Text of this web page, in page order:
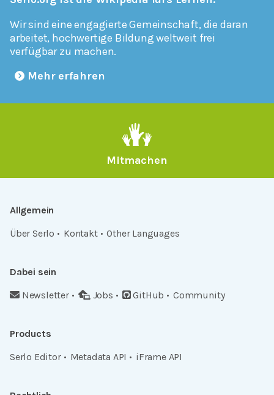
Wir sind eine engagierte Gemeinschaft, die daran
arbeitet, hochwertige Bildung weltweit frei
verfügbar zu machen.
Mehr erfahren
Mitmachen
Allgemein
Über Serlo
Kontakt Other Languages
Dabei sein
Newsletter
Jobs GitHub Community
Products
Serlo Editor
Metadata API iFrame API